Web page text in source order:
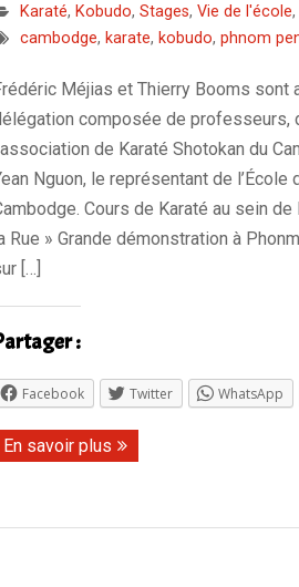
Karaté, Kobudo,Stages,Vie de l'école
cambodge, karate, kobudo,phnom
Méjias et Thierry Booms sont
composée de professeurs,
de Karaté Shotokan du
Nguon, le représentant de l’École
Cours de Karaté au sein de
Rue » Grande démonstration à
[…]
:
Facebook Twitter WhatsApp
En savoir plus